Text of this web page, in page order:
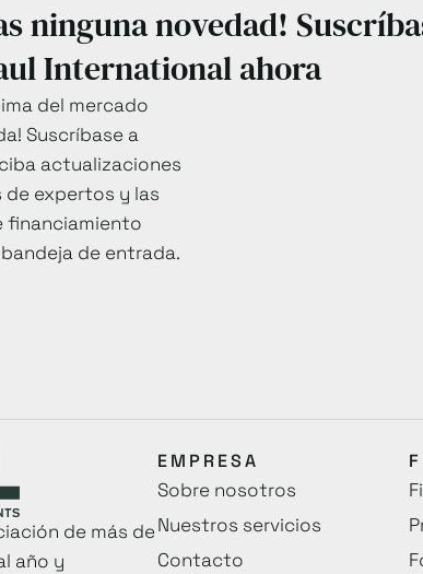
ninguna novedad!
International ahora
del mercado
Suscríbase a
actualizaciones
de expertos y las
financiamiento
de entrada.
de más de
año y
EMPRESA
Sobre nosotros
Nuestros servicios
Contacto